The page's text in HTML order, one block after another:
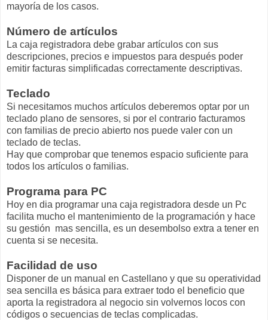
mayoría de los casos.
Número de artículos
La caja registradora debe grabar artículos con sus
descripciones, precios e impuestos para después poder
emitir facturas simplificadas correctamente descriptivas.
Teclado
Si necesitamos muchos artículos deberemos optar por un
teclado plano de sensores, si por el contrario facturamos
con familias de precio abierto nos puede valer con un
teclado de teclas.
Hay que comprobar que tenemos espacio suficiente para
todos los artículos o familias.
Programa para PC
Hoy en dia programar una caja registradora desde un Pc
facilita mucho el mantenimiento de la programación y hace
su gestión mas sencilla, es un desembolso extra a tener en
cuenta si se necesita.
Facilidad de uso
Disponer de un manual en Castellano y que su operatividad
sea sencilla es básica para extraer todo el beneficio que
aporta la registradora al negocio sin volvernos locos con
códigos o secuencias de teclas complicadas.